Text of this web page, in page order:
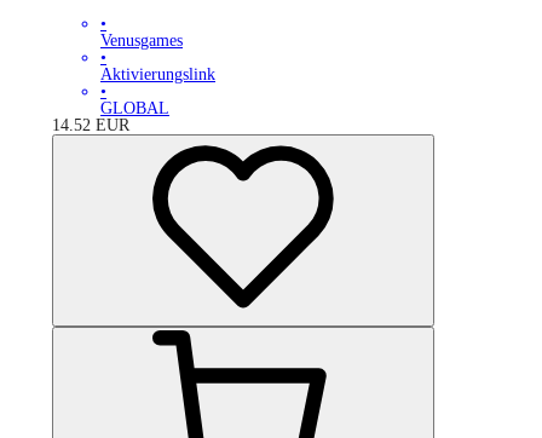
•
Venusgames
•
Aktivierungslink
•
GLOBAL
14.52 EUR